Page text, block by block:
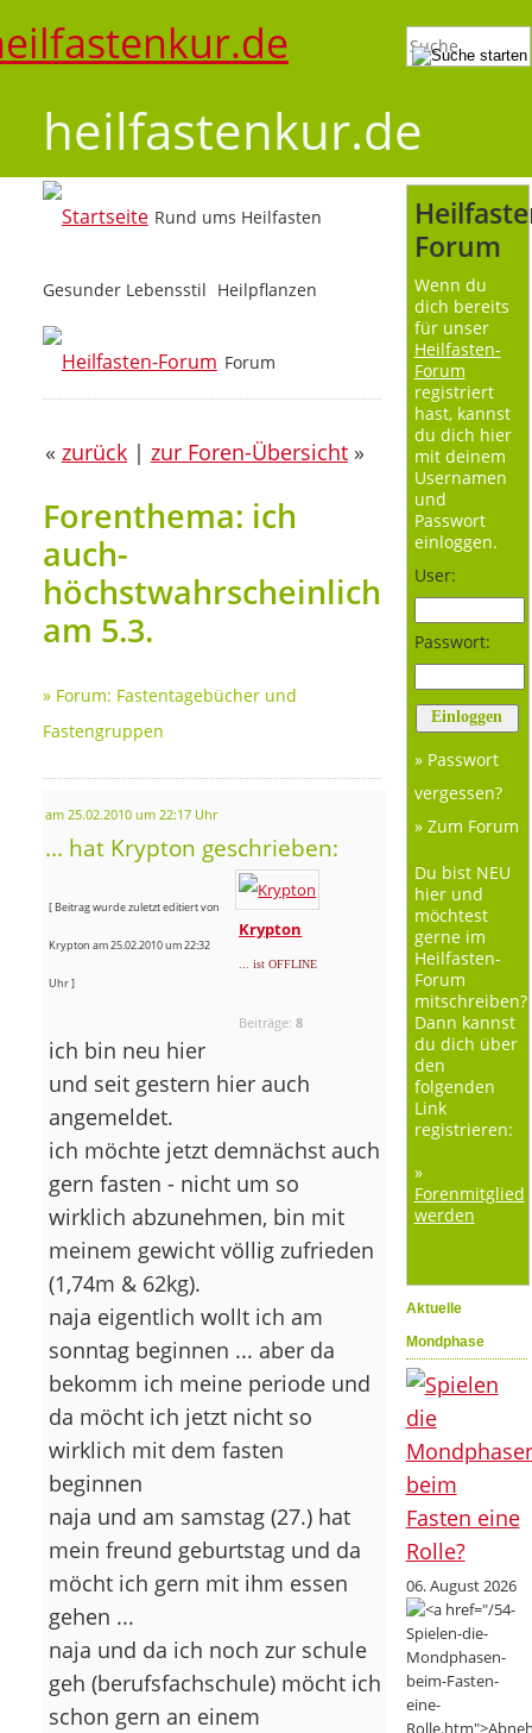
heilfastenkur.de
Forum
Wenn du
dich bereits
für unser
Heilfasten-
Forum
registriert
hast, kannst
du dich hier
mit deinem
Usernamen
und
Passwort
einloggen.
User:
Passwort:
» Passwort
vergessen?
» Zum Forum
Du bist NEU
hier und
möchtest
gerne im
Heilfasten-
Forum
mitschreiben?
Dann kannst
du dich über
den
folgenden
Link
registrieren:
»
Forenmitglied
werden
Aktuelle
Mondphase
06. August 2026
Rund ums Heilfasten
Gesunder Lebensstil Heilpflanzen
Forum
« zurück| zur Foren-Übersicht»
Forenthema: ich
auch-
höchstwahrscheinlich
am 5.3.
» Forum: Fastentagebücher und
Fastengruppen
am 25.02.2010 um 22:17 Uhr
... hat Krypton geschrieben:
Krypton
... ist OFFLINE
Beiträge:8
[ Beitrag wurde zuletzt editiert von
Krypton am 25.02.2010 um 22:32
Uhr ]
ich bin neu hier
und seit gestern hier auch
angemeldet.
ich möchte jetzt demnächst auch
gern fasten - nicht um so
wirklich abzunehmen, bin mit
meinem gewicht völlig zufrieden
(1,74m & 62kg).
naja eigentlich wollt ich am
sonntag beginnen ... aber da
bekomm ich meine periode und
da möcht ich jetzt nicht so
wirklich mit dem fasten
beginnen
naja und am samstag (27.) hat
mein freund geburtstag und da
möcht ich gern mit ihm essen
gehen ...
naja und da ich noch zur schule
geh (berufsfachschule) möcht ich
schon gern an einem